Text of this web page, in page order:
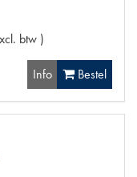
btw )
Info Bestel